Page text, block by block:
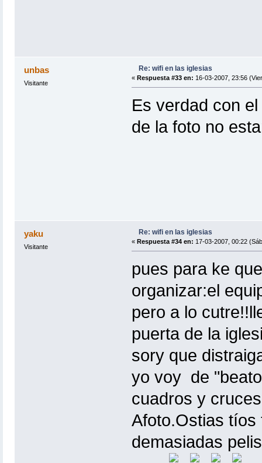
unbas
Visitante
Re: wifi en las iglesias
« Respuesta #33 en: 16-03-2007, 23:56
Es verdad con
de la foto no
yaku
Visitante
Re: wifi en las iglesias
« Respuesta #34 en: 17-03-2007, 00:22
pues para ke
organizar:el
pero a lo
puerta de la
sory que
yo voy de
cuadros y
Afoto.Ostias tíos
demasiadas